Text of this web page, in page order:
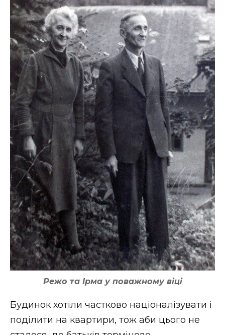
Режо та Ірма у поважному віці
Будинок хотіли частково націоналізувати і
поділити на квартири, тож аби цього не